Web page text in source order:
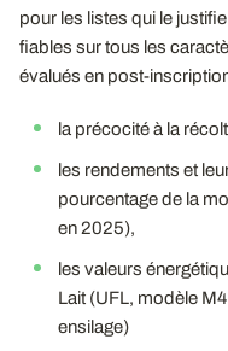
pour les listes qui le
fiables sur tous les
évalués en post-
la précocité à la
les rendements et
pourcentage de la
en 2025),
les valeurs
Lait (UFL, modèle
ensilage)